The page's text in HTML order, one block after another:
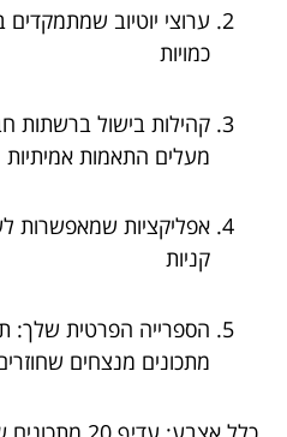
כמויות
קהילות בישול ברשתות
מעלים התאמות אמיתיות
אפליקציות שמאפשרות
קניות
מתכונים מנצחים